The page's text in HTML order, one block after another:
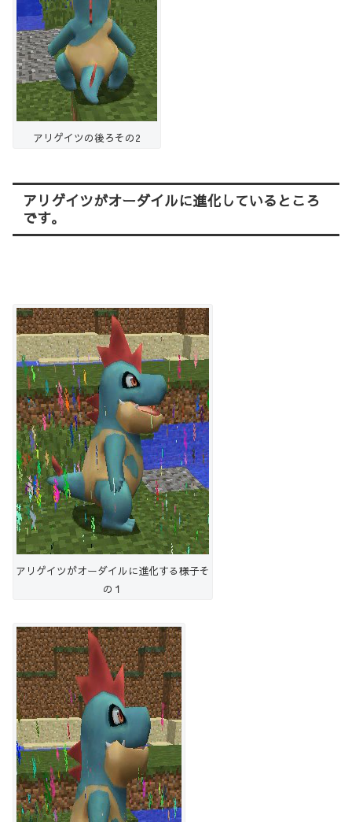
アリゲイツの後ろその2
アリゲイツがオーダイルに進化しているところ
です。
アリゲイツがオーダイルに進化する様子そ
の１